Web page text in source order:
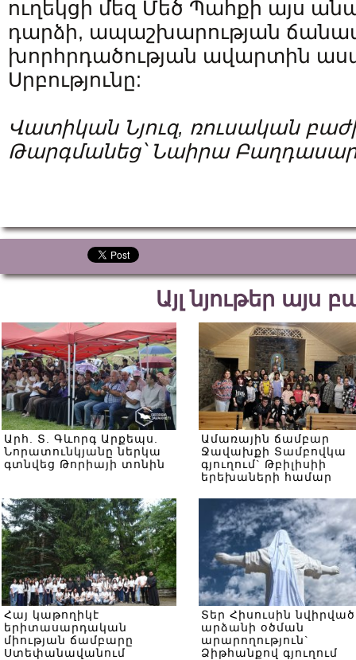
ուղեկցի մեզ Մեծ Պահքի այս
դարձի, ապաշխարության
խորհրդածության ավարտին
Սրբությունը:
Վատիկան Նյուզ, ռուսական
Թարգմանեց՝ Նաիրա
Այլ նյութեր այս
Արհ. Տ. Գևորգ Արքեպս.
Նորատունկյանը ներկա
գտնվեց Թորիայի տոնին
Ամառային ճամբար
Ջավախքի Տամբովկա
գյուղում` Թբիլիսիի
երեխաների համար
Հայ կաթողիկէ
երիտասարդական
միության ճամբարը
Ստեփանավանում
Տեր Հիսուսին նվիրված
արձանի օծման
արարողություն`
Ձիթհանքով գյուղում